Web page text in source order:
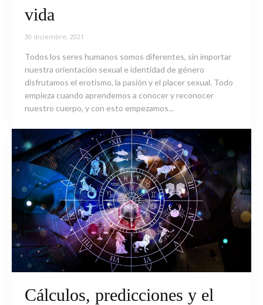
vida
30 diciembre, 2021
Todos los seres humanos somos diferentes, sin importar
nuestra orientación sexual e identidad de género
disfrutamos el erotismo, la pasión y el placer sexual. Todo
empieza cuando aprendemos a conocer y reconocer
nuestro cuerpo, y con esto empezamos...
Cálculos, predicciones y el